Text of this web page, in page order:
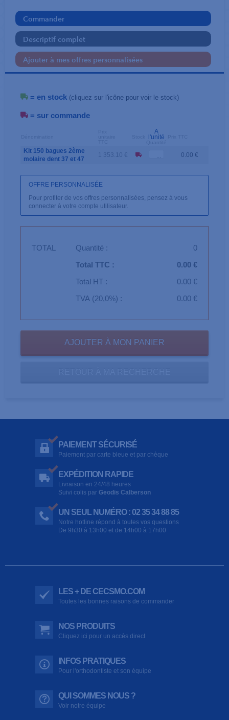
Commander
Descriptif complet
Ajouter à mes offres personnalisées
= en stock (cliquez sur l'icône pour voir le stock)
= sur commande
A
l'unité
Kit 150 bagues 2ème
molaire dent 37 et 47
1 353.10 € 0.00 €
OFFRE PERSONNALISÉE
Pour profiter de vos offres personnalisées, pensez à vous
connecter à votre compte utilisateur.
TOTAL Quantité :
0
Total TTC :
0.00 €
Total HT :
0.00 €
TVA (20,0%) :
0.00 €
PAIEMENT SÉCURISÉ
Paiement par carte bleue et par chèque
EXPÉDITION RAPIDE
Livraison en 24/48 heures
Suivi colis par Geodis Calberson
UN SEUL NUMÉRO : 02 35 34 88 85
Notre hotline répond à toutes vos questions
De 9h30 à 13h00 et de 14h00 à 17h00
LES + DE CECSMO.COM
Toutes les bonnes raisons de commander
NOS PRODUITS
Cliquez ici pour un accès direct
INFOS PRATIQUES
Pour l'orthodontiste et son équipe
QUI SOMMES NOUS ?
Voir notre équipe